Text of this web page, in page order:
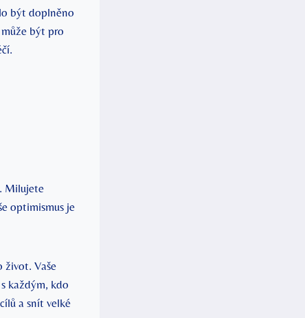
být doplněno
být pro
Milujete
optimismus je
život. Vaše
každým, kdo
a snít velké